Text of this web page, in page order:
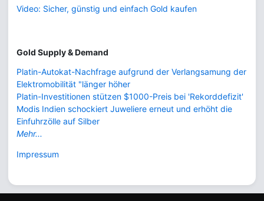
Video: Sicher, günstig und einfach Gold kaufen
Gold Supply & Demand
Platin-Autokat-Nachfrage aufgrund der Verlangsamung der
Elektromobilität "länger höher
Platin-Investitionen stützen $1000-Preis bei 'Rekorddefizit'
Modis Indien schockiert Juweliere erneut und erhöht die
Einfuhrzölle auf Silber
Mehr...
Impressum